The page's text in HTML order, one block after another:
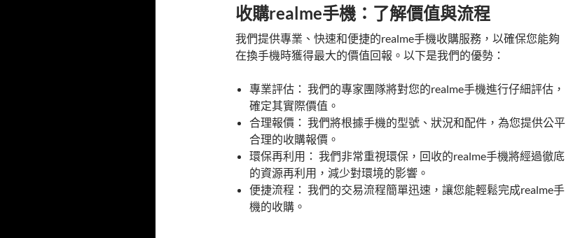
收購realme手機：了解價值與流程
我們提供專業、快速和便捷的realme手機收購服務，以確保您能夠
在換手機時獲得最大的價值回報。以下是我們的優勢：
專業評估： 我們的專家團隊將對您的realme手機進行仔細評估，
確定其實際價值。
合理報價： 我們將根據手機的型號、狀況和配件，為您提供公平
合理的收購報價。
環保再利用： 我們非常重視環保，回收的realme手機將經過徹底
的資源再利用，減少對環境的影響。
便捷流程： 我們的交易流程簡單迅速，讓您能輕鬆完成realme手
機的收購。